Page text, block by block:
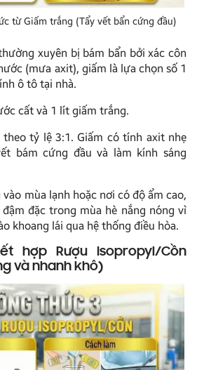
từ Giấm trắng (Tẩy vết bẩn cứng đầu)
xuyên bị bám bẩn bởi xác côn
(mưa axit), giấm là lựa chọn số 1
ô tô tại nhà.
cất và 1 lít giấm trắng.
tỷ lệ 3:1. Giấm có tính axit nhẹ
bám cứng đầu và làm kính sáng
vào mùa lạnh hoặc nơi có độ ẩm cao,
đặc trong mùa hè nắng nóng vì
khoang lái qua hệ thống điều hòa.
hợp Rượu Isopropyl/Cồn
và nhanh khô)